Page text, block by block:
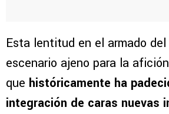
Esta lentitud en el armado
escenario ajeno para la
que históricamente ha
integración de caras nuevas